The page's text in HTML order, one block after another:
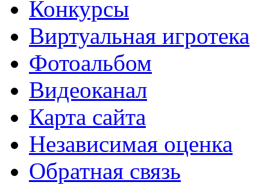
Конкурсы
Виртуальная игротека
Фотоальбом
Видеоканал
Карта сайта
Независимая оценка
Обратная связь